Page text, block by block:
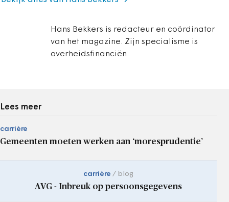
Hans Bekkers is redacteur en coördinator
van het magazine. Zijn specialisme is
overheidsfinanciën.
Lees meer
carrière
Gemeenten moeten werken aan ‘moresprudentie’
carrière blog
AVG - Inbreuk op persoonsgegevens